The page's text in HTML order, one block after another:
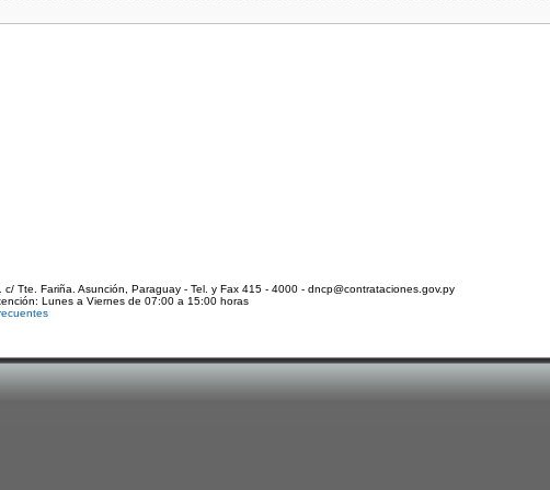
c/ Tte. Fariña. Asunción, Paraguay - Tel. y Fax 415 - 4000 - dncp@contrataciones.gov.py
Lunes a Viernes de 07:00 a 15:00 horas